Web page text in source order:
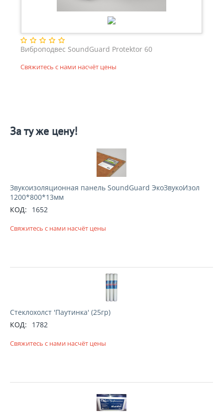
Виброподвес SoundGuard Protektor 60
Свяжитесь с нами насчёт цены
За ту же цену!
Звукоизоляционная панель SoundGuard ЭкоЗвукоИзол
1200*800*13мм
КОД:
1652
Свяжитесь с нами насчёт цены
Стеклохолст 'Паутинка' (25гр)
КОД:
1782
Свяжитесь с нами насчёт цены